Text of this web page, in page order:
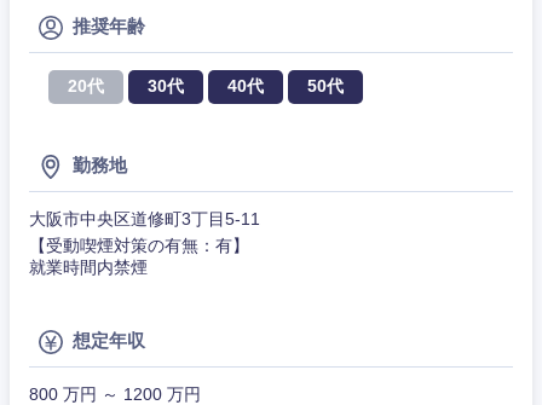
推奨年齢
20代 30代 40代 50代
勤務地
大阪市中央区道修町3丁目5-11
【受動喫煙対策の有無：有】
就業時間内禁煙
想定年収
800 万円 ～ 1200 万円
不動産専
建設・施
事務職
その他
人材・アウトソーシング
サービス
その他
神奈川県